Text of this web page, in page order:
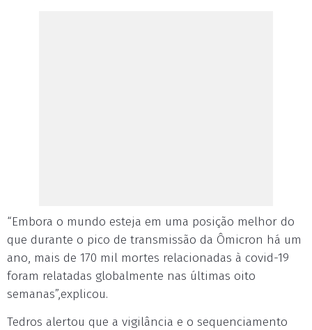
“Embora o mundo esteja em uma posição melhor do
que durante o pico de transmissão da Ômicron há um
ano, mais de 170 mil mortes relacionadas à covid-19
foram relatadas globalmente nas últimas oito
semanas”,explicou.
Tedros alertou que a vigilância e o sequenciamento